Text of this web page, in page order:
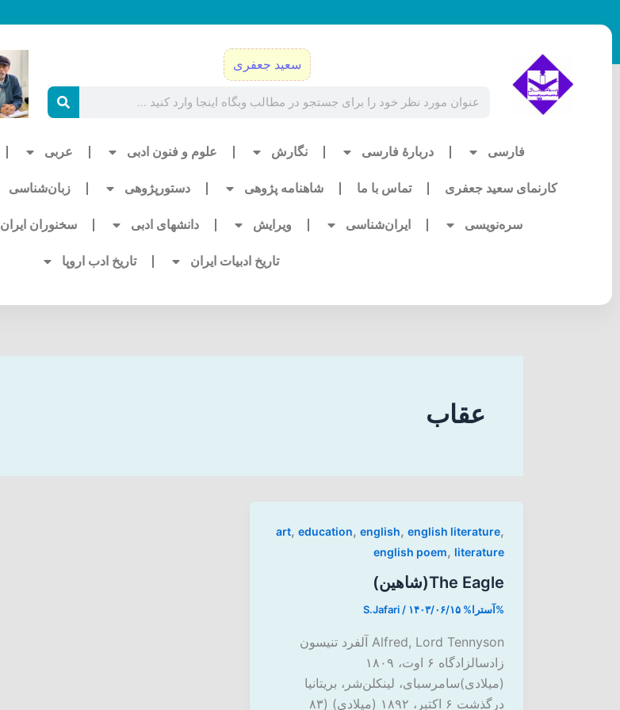
به
سعید جعفری
فارسی دربارۀ فارسی نگارش علوم و فنون ادبی عربی
کارنمای سعید جعفری تماس با ما شاهنامه پژوهی دستورپژوهی زبان‌شناسی
سره‌نویسی ایران‌شناسی ویرایش دانشهای ادبی سخنوران ایران
تاریخ ادبیات ایران تاریخ ادب اروپا
عقاب
art, education, english, english literature,
english poem, literature
The Eagle(شاهین)
%آسترا% S.Jafari / ۱۴۰۳/۰۶/۱۵
Alfred, Lord Tennyson آلفرد تنیسون
زادسالزادگاه ۶ اوت، ۱۸۰۹
(میلادی)سامرسبای، لینکلن‌شر، بریتانیا
درگذشت ۶ اکتبر، ۱۸۹۲ (میلادی) (۸۳